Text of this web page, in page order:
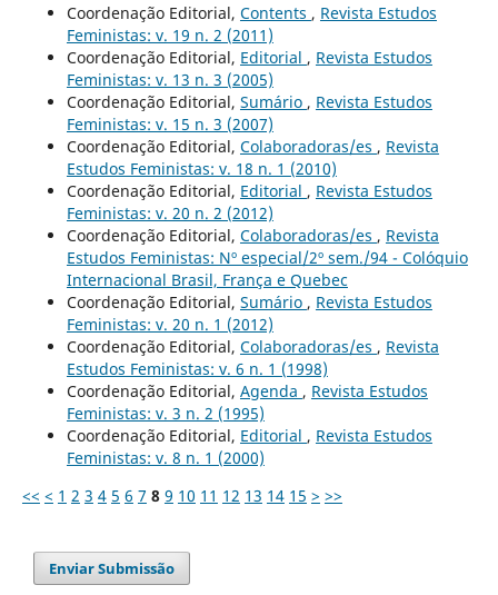
Coordenação Editorial, Contents , Revista Estudos
Feministas: v. 19 n. 2 (2011)
Coordenação Editorial, Editorial , Revista Estudos
Feministas: v. 13 n. 3 (2005)
Coordenação Editorial, Sumário , Revista Estudos
Feministas: v. 15 n. 3 (2007)
Coordenação Editorial, Colaboradoras/es , Revista
Estudos Feministas: v. 18 n. 1 (2010)
Coordenação Editorial, Editorial , Revista Estudos
Feministas: v. 20 n. 2 (2012)
Coordenação Editorial, Colaboradoras/es , Revista
Estudos Feministas: Nº especial/2º sem./94 - Colóquio
Internacional Brasil, França e Quebec
Coordenação Editorial, Sumário , Revista Estudos
Feministas: v. 20 n. 1 (2012)
Coordenação Editorial, Colaboradoras/es , Revista
Estudos Feministas: v. 6 n. 1 (1998)
Coordenação Editorial, Agenda , Revista Estudos
Feministas: v. 3 n. 2 (1995)
Coordenação Editorial, Editorial , Revista Estudos
Feministas: v. 8 n. 1 (2000)
<< < 1 2 3 4 5 6 7 8 9 10 11 12 13 14 15 > >>
Enviar Submissão